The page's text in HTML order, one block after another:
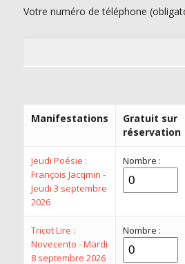
Votre numéro de téléphone
Manifestations
Gratuit sur
réservation
Jeudi Poésie :
François Jacqmin -
Jeudi 3 septembre
2026
Nombre :
Tricot Lire :
Novecento - Mardi
8 septembre 2026
Nombre :